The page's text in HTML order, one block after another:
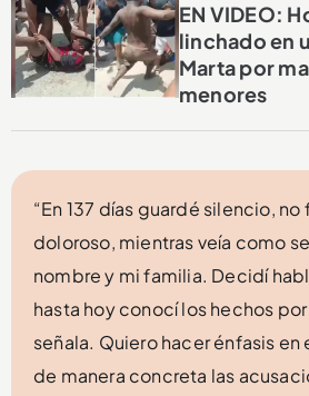
EN VIDEO:
linchado en
Marta por
menores
“En 137 días guardé silencio,
doloroso, mientras veía como
nombre y mi familia. Decidí
hasta hoy conocí los hechos
señala. Quiero hacer énfasis en
de manera concreta las